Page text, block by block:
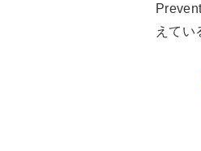
えてい